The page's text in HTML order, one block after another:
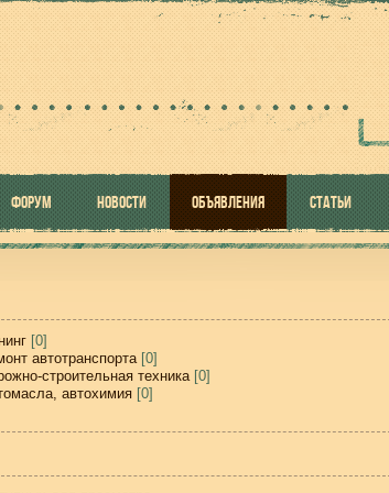
ФОРУМ НОВОСТИ ОБЪЯВЛЕНИЯ СТАТЬИ
[0]
автотранспорта [0]
строительная техника [0]
автохимия [0]